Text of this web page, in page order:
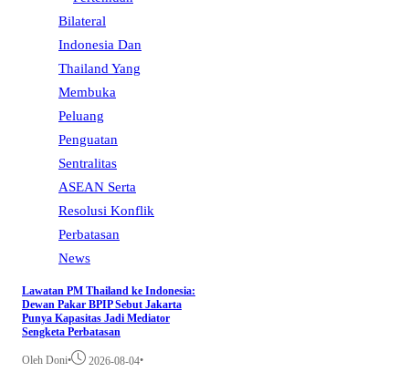
News
Lawatan PM Thailand ke Indonesia:
Dewan Pakar BPIP Sebut Jakarta
Punya Kapasitas Jadi Mediator
Sengketa Perbatasan
Oleh Doni• 2026-08-04•